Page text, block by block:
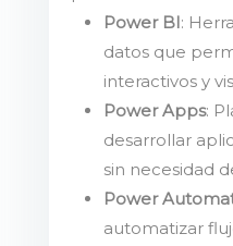
Power BI:
datos que
interactivos y
Power Apps:
desarrollar
sin necesidad
Power
automatizar